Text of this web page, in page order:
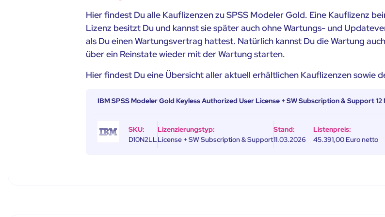
Hier findest Du alle Kauflizenzen zu SPSS Modeler Gold. Eine Kauflizenz
Lizenz besitzt Du und kannst sie später auch ohne Wartungs- und
als Du einen Wartungsvertrag hattest. Natürlich kannst Du die Wartung
über ein Reinstate wieder mit der Wartung starten.
Hier findest Du eine Übersicht aller aktuell erhältlichen Kauflizenzen sowie
IBM SPSS Modeler Gold Keyless Authorized User License + SW Subscription & Support 12
SKU:
D10N2LL
Lizenzierungstyp:
License + SW Subscription & Support
Stand:
11.03.2026
Listenpreis:
45.391,00 Euro netto